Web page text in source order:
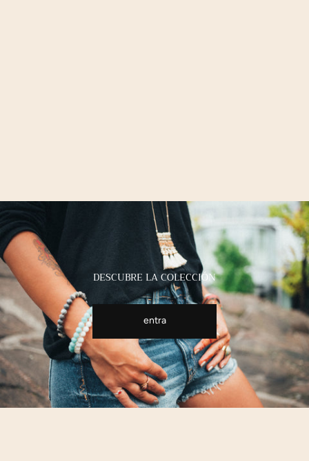
DESCUBRE LA COLECCIÓN
entra